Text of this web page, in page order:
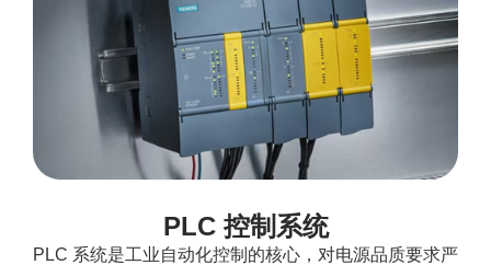
PLC 控制系统
PLC 系统是工业自动化控制的核心，对电源品质要求严